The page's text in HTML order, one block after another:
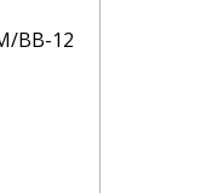
BB-12